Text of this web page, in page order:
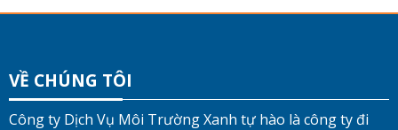
VỀ CHÚNG TÔI
Công ty Dịch Vụ Môi Trường Xanh tự hào là công ty đi